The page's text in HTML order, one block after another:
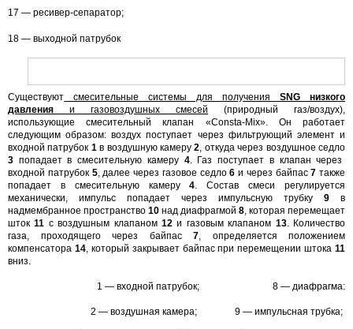
17 — ресивер-сепаратор;
18 — выходной патрубок
Существуют смесительные системы для получения SNG
низкого
давления и газовоздушных смесей (природный газ/воздух),
использующие смесительный клапан «Consta-Mix». Он работает
следующим образом: воздух поступает через фильтрующий элемент и
входной патрубок 1 в воздушную камеру2 , откуда через воздушное седло
3 попадает в смесительную камеру 4. Газ поступает в клапан через
входной патрубок 5, далее через газовое седло6 и через байпас7 также
попадает в смесительную камеру4 . Состав смеси регулируется
механически, импульс попадает через импульсную трубку 9 в
надмембранное пространство 10 над диафрагмой 8 , которая перемещает
шток11 с воздушным клапаном12и газовым клапаном 13. Количество
газа, проходящего через байпас 7 , определяется положением
компенсатора 14, который закрывает байпас при перемещении штока 11
вниз.
1 — входной патрубок; 8 — диафрагма:
2 — воздушная камера; 9 — импульсная трубка;